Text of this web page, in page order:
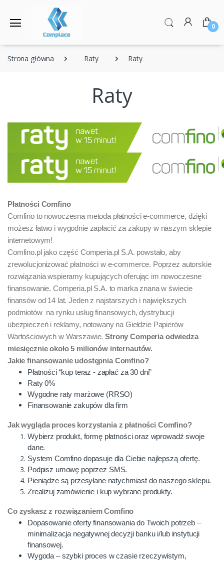
0
Strona główna Raty Raty
Raty
Płatności Comfino
Comfino to nowoczesna metoda płatności e-commerce, dzięki
możesz łatwo i wygodnie zapłacić za zakupy w naszym sklepie
internetowym!
Comfino.pl jako część Comperia.pl S.A. powstało, aby
zrewolucjonizować płatności w e-commerce. Poprzez autorskie
rozwiązania wspieramy kupujących oferując im nowoczesne
finansowanie. Comperia.pl S.A. to marka znana w świecie
finansów od 14 lat. Jeden z najstarszych i największych
podmiotów na rynku usług finansowych, dystrybucji
ubezpieczeń i reklamy, notowany na Giełdzie Papierów
Wartościowych w Warszawie. Strony Comperia odwiedza
miesięcznie około 5 milionów internautów.
Jakie finansowanie udostępnia Comfino?
Płatności “kup teraz - zapłać za 30 dni”
Raty 0%
Wygodne raty marżowe (RRSO)
Finansowanie zakupów dla firm
Jak wygląda proces korzystania z płatności Comfino?
Wybierz produkt, formę płatności oraz wprowadź swoje
dane.
System Comfino dopasuje dla Ciebie najlepszą ofertę.
Podpisz umowę poprzez SMS.
Pieniądze są przesyłane natychmiast do naszego sklepu.
Zrealizuj zamówienie i kup wybrane produkty.
Co zyskasz z rozwiązaniem Comfino
Dopasowanie oferty finansowania do Twoich potrzeb –
minimalizacja negatywnej decyzji banku i/lub instytucji
finansowej.
Wygoda – szybki proces w czasie rzeczywistym,